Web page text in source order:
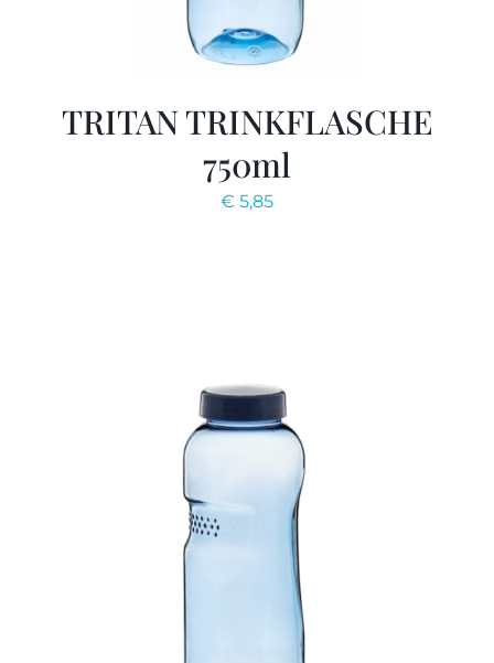
TRITAN TRINKFLASCHE
750ml
€ 5,85